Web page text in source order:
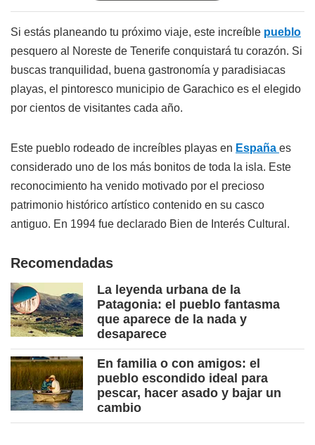
Si estás planeando tu próximo viaje, este increíble pueblo
pesquero al Noreste de Tenerife conquistará tu corazón. Si
buscas tranquilidad, buena gastronomía y paradisiacas
playas, el pintoresco municipio de Garachico es el elegido
por cientos de visitantes cada año.
Este pueblo rodeado de increíbles playas en España es
considerado uno de los más bonitos de toda la isla. Este
reconocimiento ha venido motivado por el precioso
patrimonio histórico artístico contenido en su casco
antiguo. En 1994 fue declarado Bien de Interés Cultural.
Recomendadas
La leyenda urbana de la
Patagonia: el pueblo fantasma
que aparece de la nada y
desaparece
En familia o con amigos: el
pueblo escondido ideal para
pescar, hacer asado y bajar un
cambio